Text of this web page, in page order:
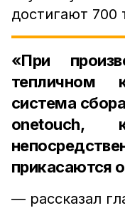
достигают 700
«При
тепличном
система
onetouch,
прикасаются
— рассказал